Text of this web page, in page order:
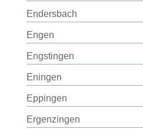
Endersbach
Engen
Engstingen
Eningen
Eppingen
Ergenzingen